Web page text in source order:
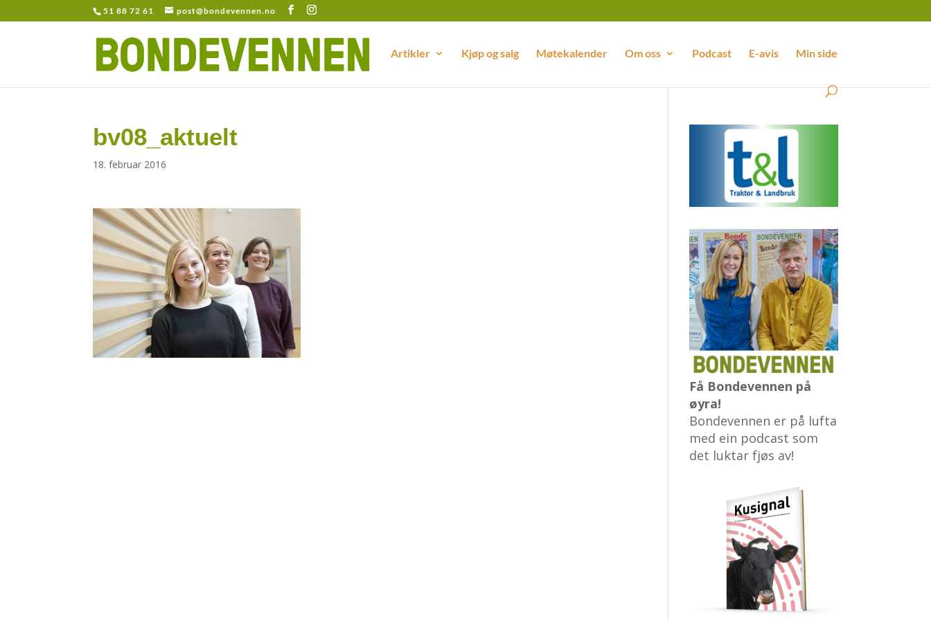
51 88 72 61 post@bondevennen.no
Artikler Kjøp og salg Møtekalender Om oss Podcast E-avis Min side
bv08_aktuelt
18. februar 2016
Få Bondevennen på
øyra!
Bondevennen er på lufta
med ein podcast som
det luktar fjøs av!